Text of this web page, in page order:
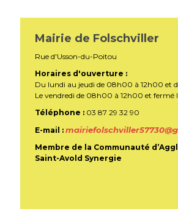
Mairie de Folschviller
Rue d'Usson-du-Poitou
Horaires d'ouverture :
Du lundi au jeudi de 08h00 à 12h00 et
Le vendredi de 08h00 à 12h00 et fermé
Téléphone : 03 87 29 32 90
E-mail :
Membre de la Communauté
Saint-Avold Synergie